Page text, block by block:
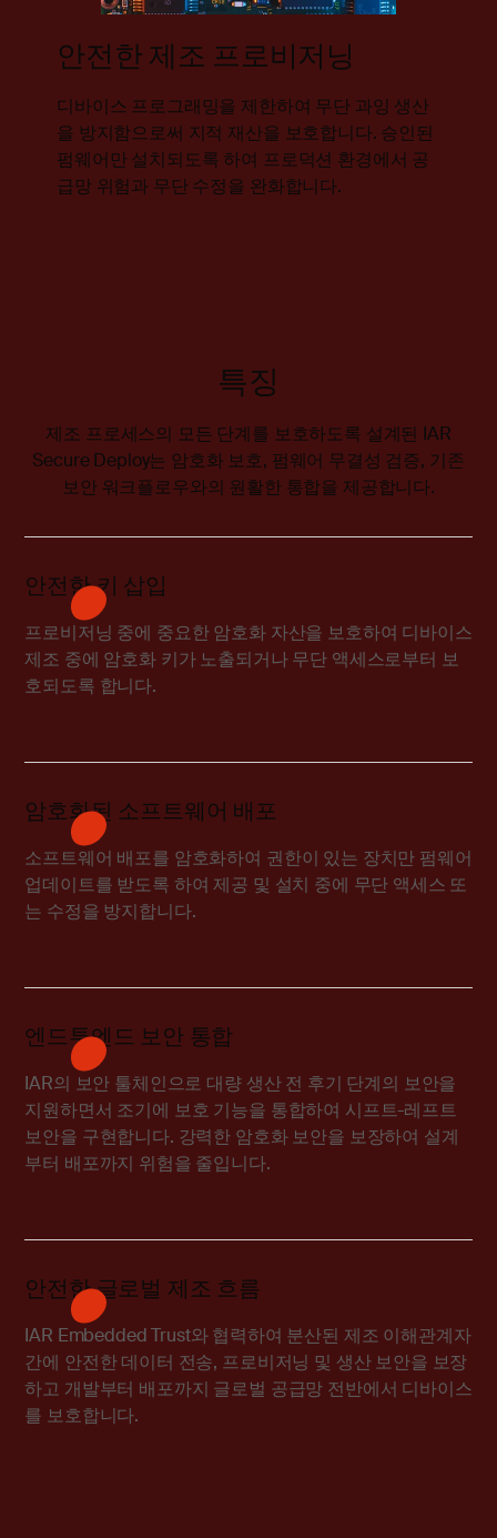
안전한 제조 프로비저닝
디바이스 프로그래밍을 제한하여 무단 과잉 생산
을 방지함으로써 지적 재산을 보호합니다. 승인된
펌웨어만 설치되도록 하여 프로덕션 환경에서 공
급망 위험과 무단 수정을 완화합니다.
특징
제조 프로세스의 모든 단계를 보호하도록 설계된 IAR
Secure Deploy는 암호화 보호, 펌웨어 무결성 검증, 기존
보안 워크플로우와의 원활한 통합을 제공합니다.
안전한 키 삽입
프로비저닝 중에 중요한 암호화 자산을 보호하여 디바이스
제조 중에 암호화 키가 노출되거나 무단 액세스로부터 보
호되도록 합니다.
암호화된 소프트웨어 배포
소프트웨어 배포를 암호화하여 권한이 있는 장치만 펌웨어
업데이트를 받도록 하여 제공 및 설치 중에 무단 액세스 또
는 수정을 방지합니다.
엔드투엔드 보안 통합
IAR의 보안 툴체인으로 대량 생산 전 후기 단계의 보안을
지원하면서 조기에 보호 기능을 통합하여 시프트-레프트
보안을 구현합니다. 강력한 암호화 보안을 보장하여 설계
부터 배포까지 위험을 줄입니다.
안전한 글로벌 제조 흐름
IAR Embedded Trust와 협력하여 분산된 제조 이해관계자
간에 안전한 데이터 전송, 프로비저닝 및 생산 보안을 보장
하고 개발부터 배포까지 글로벌 공급망 전반에서 디바이스
를 보호합니다.